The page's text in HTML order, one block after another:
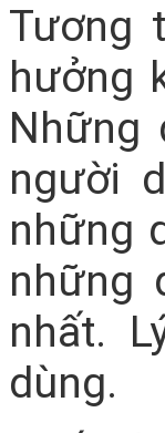
Tương
hưởng
Những
người
những
những
nhất.
dùng.